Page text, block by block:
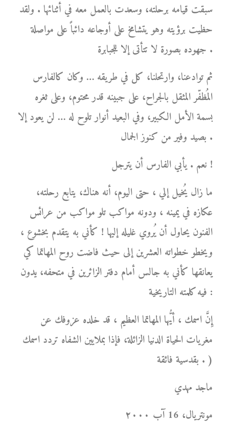
سبقت قيامه برحلته، وسعدت بالعمل معه في أثنائها . ولقد
حظيت برؤيته وهو يتشامخ على أوجاعه دائباً على مواصلة
جهوده بصورة لا تتأتى إلا للجبابرة .
ثم توادعنا، وارتحلنا، كل في طريقه … وكان كالفارس
المُظفّر المثقل بالجراح، على جبينه قدر محتوم، وعلى ثغره
بسمة الأمل الكبير، وفي البعيد أنوار تلوح له … لن يعود إلا
بصيد وفير من كنوز الجمال .
نعم . يأبي الفارس أن يترجل !
ما زال يُخيل إلي ، حتى اليوم، أنه هناك، يتابع رحلته،
عكازه في يمينه ، ودونه مواكب تلو مواكب من عرائس
الفنون يحاول أن يُروي غليله إليها ! كأني به يتقدم بخشوع ،
ويخطو خطواته العشرين إلى حيث فاضت روح المهاتما كي
يعانقها كأني به جالس أمام دفتر الزائرين في متحفه، يدون
فيه كلمته التاريخية :
إِنَّ اسمك ، أيُّها المهاتما العظيم ، قد خلده عزوفك عن
مغريات الحياة الدنيا الزائلة، فإذا بملايين الشفاه تردد اسمك
بقدسية فائقة . )
ماجد مهدي
مونتریال، 16 آب ۲۰۰۰